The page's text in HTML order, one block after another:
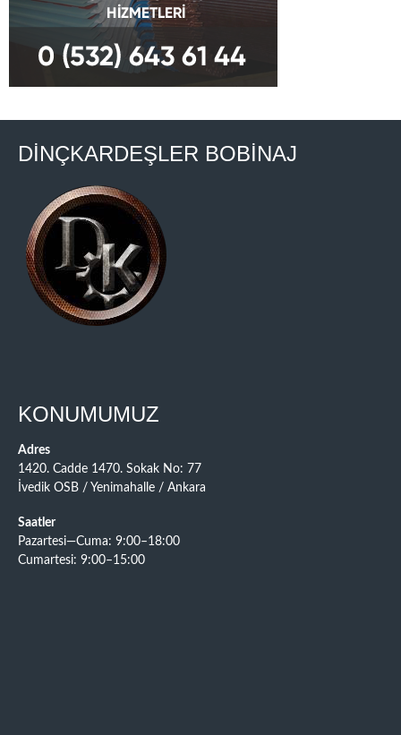
DİNÇKARDEŞLER BOBİNAJ
KONUMUMUZ
Adres
1420. Cadde 1470. Sokak No: 77
İvedik OSB / Yenimahalle / Ankara
Saatler
Pazartesi—Cuma: 9:00–18:00
Cumartesi: 9:00–15:00